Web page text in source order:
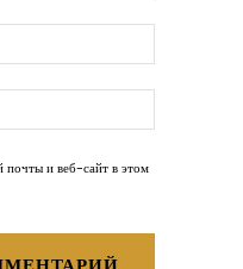
почта:*
Сайт:
почты и веб-сайт в этом